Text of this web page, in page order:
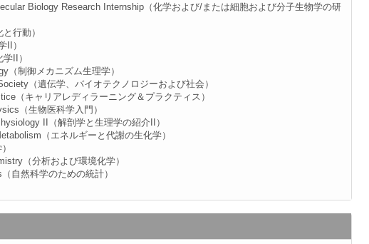
Biology Research Internship（化学および/または細胞および分子生物学の研
行動）
II）
II）
（制御メカニズム生理学）
（遺伝学、バイオテクノロジーおよび社会）
（キャリアレディラーニング＆プラクティス）
（生物医科学入門）
II（解剖学と生理学の紹介II）
（エネルギーと代謝の生化学）
（分析および環境化学）
自然科学のための統計）